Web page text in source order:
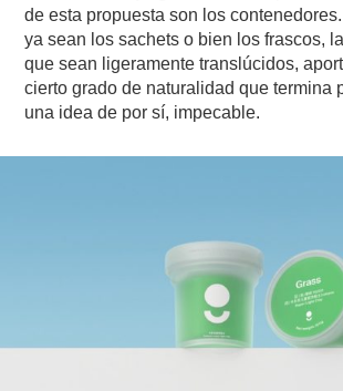
de esta propuesta son los
ya sean los sachets o bien los frascos,
que sean ligeramente translúcidos,
cierto grado de naturalidad que termina
una idea de por sí, impecable.